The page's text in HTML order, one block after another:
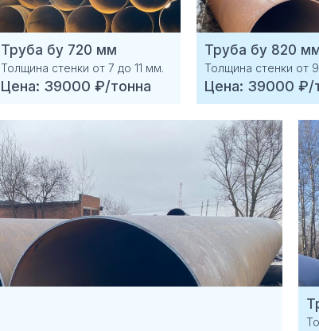
Труба бу 720 мм
Толщина стенки от 7 до 11 мм.
Цена: 39000 ₽/тонна
Труба бу 820
Толщина стенки от
Цена: 39000 ₽/